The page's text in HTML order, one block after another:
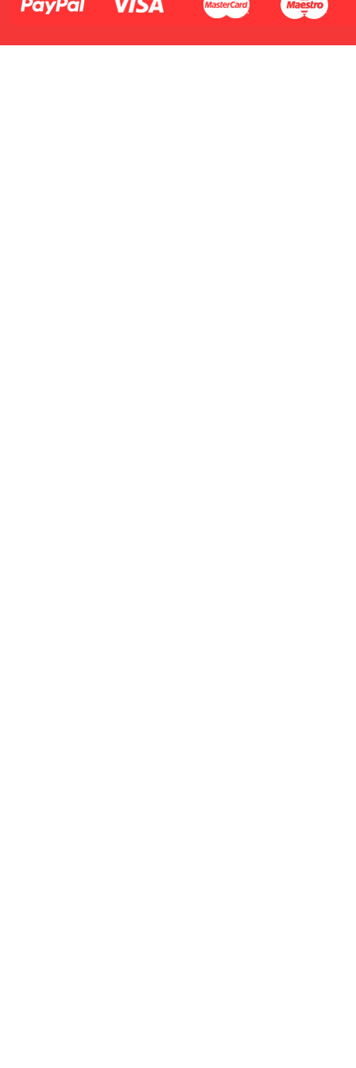
2.Numer produktu baterii